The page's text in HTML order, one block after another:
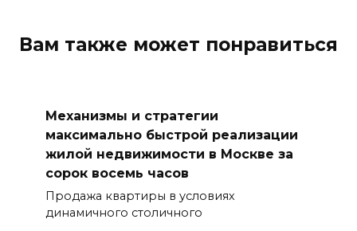
Вам также может понравиться
Механизмы и стратегии
максимально быстрой реализации
жилой недвижимости в Москве за
сорок восемь часов
Продажа квартиры в условиях
динамичного столичного